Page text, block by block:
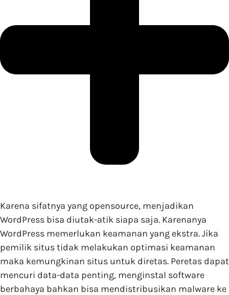
Karena sifatnya yang opensource, menjadikan
WordPress bisa diutak-atik siapa saja. Karenanya
WordPress memerlukan keamanan yang ekstra. Jika
pemilik situs tidak melakukan optimasi keamanan
maka kemungkinan situs untuk diretas. Peretas dapat
mencuri data-data penting, menginstal software
berbahaya bahkan bisa mendistribusikan malware ke